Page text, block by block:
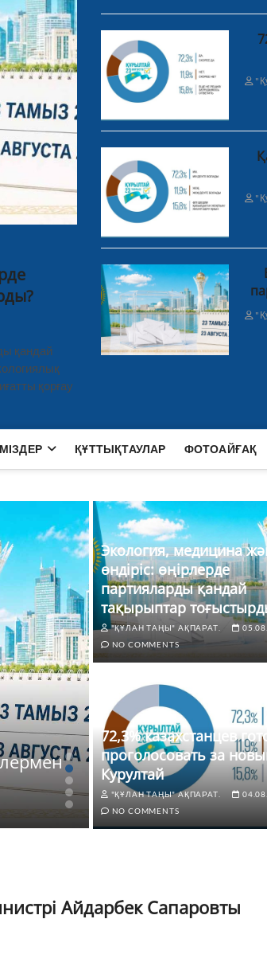
қандай
қорғау
ҚҰТТЫҚТАУЛАР ФОТОАЙҒАҚ
ЖАҢАЛЫҚТАР
72,3%
новый Курултай
Экология, медицина
өндіріс: өңірлерде
партияларды қандай
тақырыптар
"ҚҰЛАН ТАҢЫ" АҚПАРАТ.
NO COMMENTS
72,3% казахстанцев
проголосовать за
Курултай
"ҚҰЛАН ТАҢЫ" АҚПАРАТ.
NO COMMENTS
Айдарбек Сапаровты